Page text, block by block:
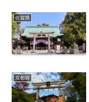
佐賀県
京都府